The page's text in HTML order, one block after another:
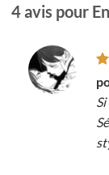
4 avis pour
2
5